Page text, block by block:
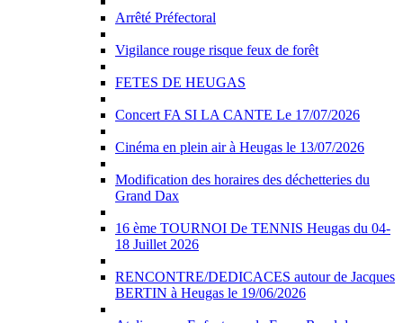
Arrêté Préfectoral
Vigilance rouge risque feux de forêt
FETES DE HEUGAS
Concert FA SI LA CANTE Le 17/07/2026
Cinéma en plein air à Heugas le 13/07/2026
Modification des horaires des déchetteries du
Grand Dax
16 ème TOURNOI De TENNIS Heugas du 04-
18 Juillet 2026
RENCONTRE/DEDICACES autour de Jacques
BERTIN à Heugas le 19/06/2026